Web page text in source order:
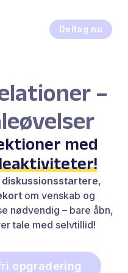
Deltag nu
–
med
!
diskussionsstartere,
om venskab og
nødvendig – bare åbn,
tale med selvtillid!
opgradering